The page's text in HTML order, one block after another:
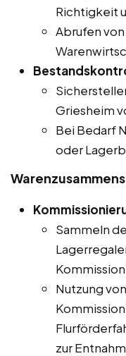
Richtigkeit
Abrufen
Griesheim
Bei Bedarf
oder
Sammeln
Nutzung
zur